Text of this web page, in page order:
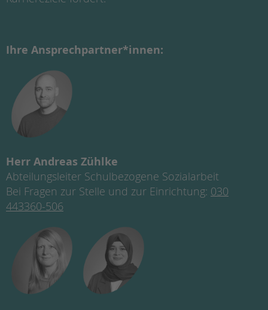
Ihre Ansprechpartner*innen:
Herr Andreas Zühlke
Abteilungsleiter Schulbezogene Sozialarbeit
Bei Fragen zur Stelle und zur Einrichtung: 030
443360-506